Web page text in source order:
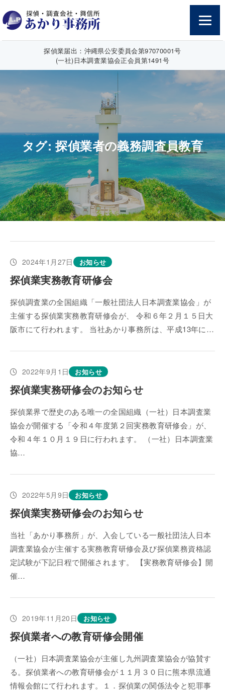
探偵業届出：沖縄県公安委員会第97070001号
(一社)日本調査業協会正会員第1491号
タグ:探偵業者の義務調査員教育
2024年1月27日 お知らせ
探偵業実務教育研修会
探偵調査業の全国組織「一般社団法人日本調査業協会」が
主催する探偵業実務教育研修会が、 令和６年２月１５日大
阪市にて行われます。 当社あかり事務所は、平成13年に…
2022年9月1日 お知らせ
探偵業実務研修会のお知らせ
探偵業界で歴史のある唯一の全国組織（一社）日本調査業
協会が開催する「令和４年度第２回実務教育研修会」が、
令和４年１０月１９日に行われます。 （一社）日本調査業
協…
2022年5月9日 お知らせ
探偵業実務研修会のお知らせ
当社「あかり事務所」が、入会している一般社団法人日本
調査業協会が主催する実務教育研修会及び探偵業務資格認
定試験が下記日程で開催されます。 【実務教育研修会】開
催…
2019年11月20日 お知らせ
探偵業者への教育研修会開催
（一社）日本調査業協会が主催し九州調査業協会が協賛す
る。探偵業者への教育研修会が１１月３０日に熊本県流通
情報会館にて行われます。１．探偵業の関係法令と犯罪事